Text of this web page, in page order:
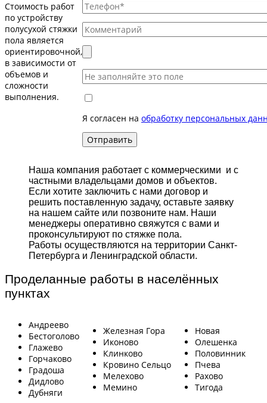
Стоимость работ
по устройству
полусухой стяжки
пола является
ориентировочной,
в зависимости от
объемов и
сложности
выполнения.
Я согласен на обработку персональных
Наша компания работает с коммерческими и с
частными владельцами домов и объектов.
Если хотите заключить с нами договор и
решить поставленную задачу, оставьте заявку
на нашем сайте или позвоните нам. Наши
менеджеры оперативно свяжутся с вами и
проконсультируют по стяжке пола.
Работы осуществляются на территории Санкт-
Петербурга и Ленинградской области.
Проделанные работы в населённых
пунктах
Андреево
Бестоголово
Глажево
Горчаково
Градоша
Дидлово
Дубняги
Железная Гора
Иконово
Клинково
Кровино Сельцо
Мелехово
Мемино
Новая
Олешенка
Половинник
Пчева
Рахово
Тигода